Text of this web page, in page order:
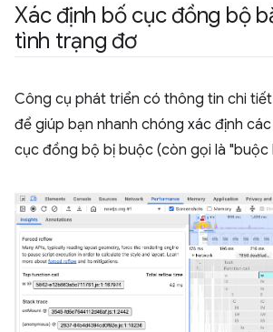
Xác định bố cục đồng bộ
tình trạng đơ
Công cụ phát triển có thông tin chi
để giúp bạn nhanh chóng xác định
cục đồng bộ bị buộc (còn gọi là "buộc